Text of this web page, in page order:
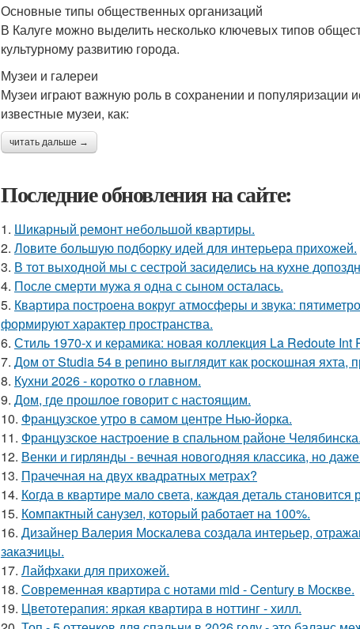
Основные типы общественных организаций
В Калуге можно выделить несколько ключевых типов
культурному развитию города.
Музеи и галереи
Музеи играют важную роль в сохранении и популяризации
известные музеи, как:
читать дальше →
Последние обновления на сайте:
1. Шикарный ремонт небольшой квартиры.
2. Ловите большую подборку идей для интерьера прихожей.
3. В тот выходной мы с сестрой засиделись на кухне
4. После смерти мужа я одна с сыном осталась.
5. Квартира построена вокруг атмосферы и звука:
формируют характер пространства.
6. Стиль 1970-х и керамика: новая коллекция La Redoute Int
7. Дом от Studia 54 в репино выглядит как роскошная яхта,
8. Кухни 2026 - коротко о главном.
9. Дом, где прошлое говорит с настоящим.
10. Французское утро в самом центре Нью-йорка.
11. Французское настроение в спальном районе Челябинска.
12. Венки и гирлянды - вечная новогодняя классика, но
13. Прачечная на двух квадратных метрах?
14. Когда в квартире мало света, каждая деталь
15. Компактный санузел, который работает на 100%.
16. Дизайнер Валерия Москалева создала интерьер,
заказчицы.
17. Лайфхаки для прихожей.
18. Современная квартира с нотами mid - Century в Москве.
19. Цветотерапия: яркая квартира в ноттинг - хилл.